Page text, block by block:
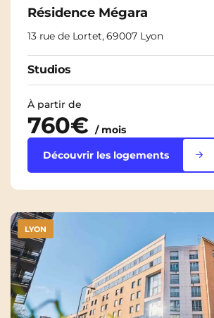
Résidence Mégara
13 rue de Lortet, 69007 Lyon
Studios
À partir de
760€ / mois
Découvrir les logements
LYON